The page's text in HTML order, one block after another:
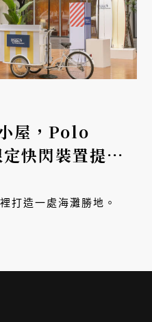
屋，Polo
快閃裝置提供
打造一處海灘勝地。